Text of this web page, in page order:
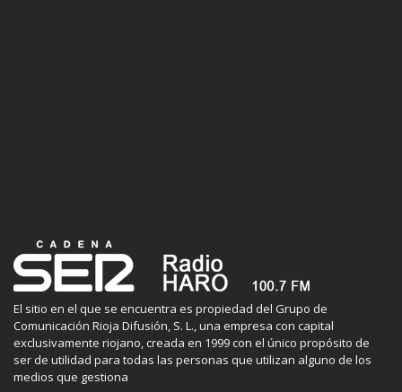
El sitio en el que se encuentra es propiedad del Grupo de
Comunicación Rioja Difusión, S. L., una empresa con capital
exclusivamente riojano, creada en 1999 con el único propósito de
ser de utilidad para todas las personas que utilizan alguno de los
medios que gestiona